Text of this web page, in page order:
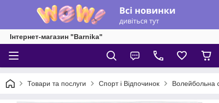
Інтернет-магазин "Barnika"
Товари та послуги Спорт і Відпочинок Волейбольна